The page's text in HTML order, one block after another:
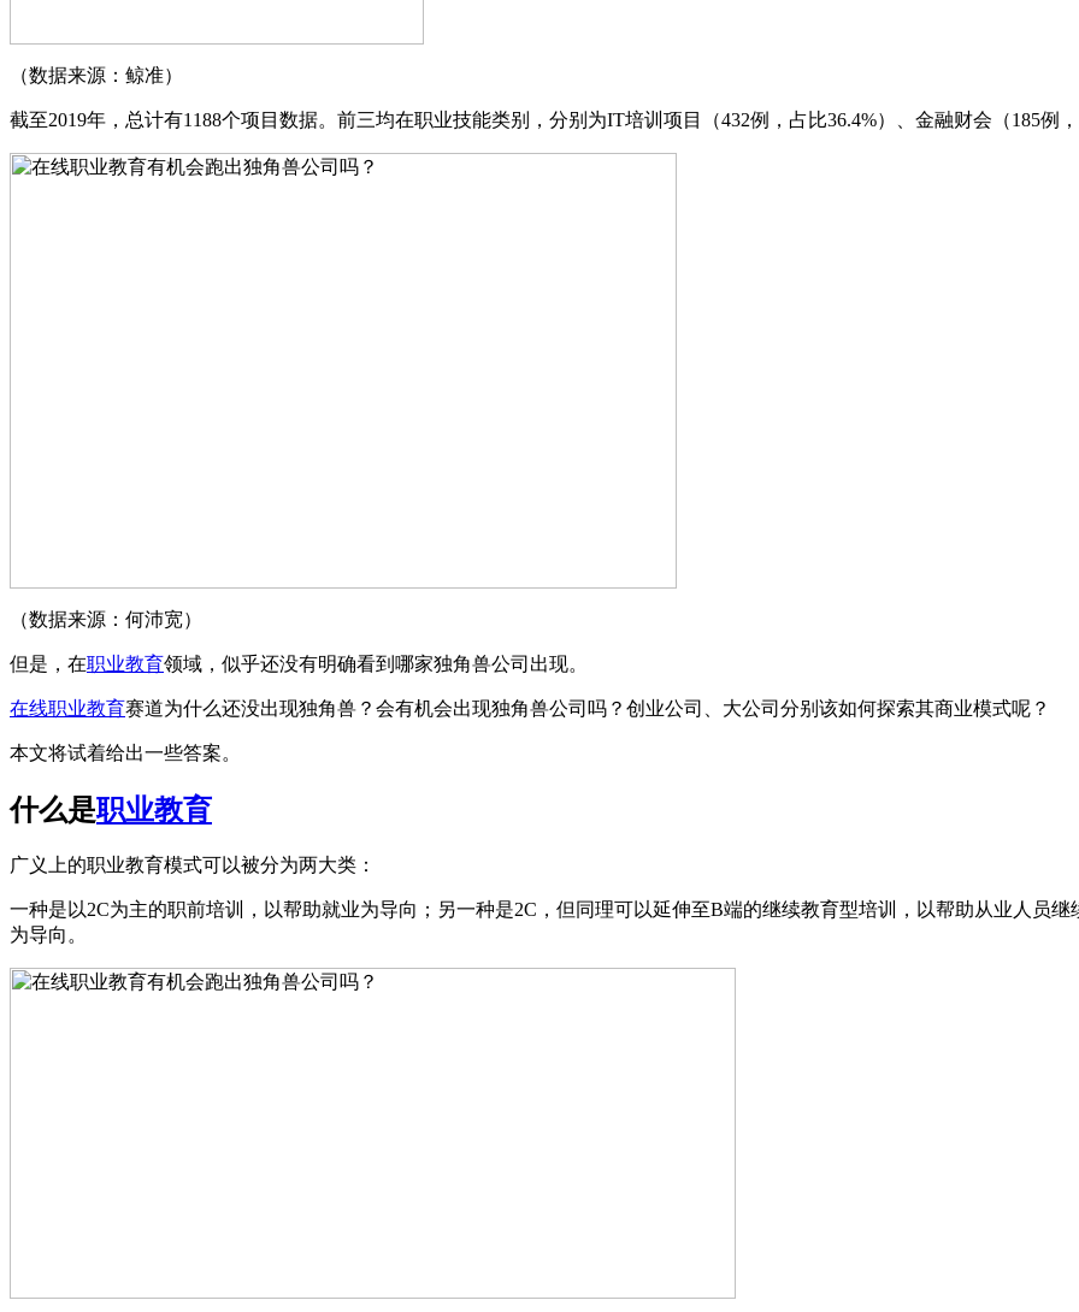
（数据来源：鲸准）
截至2019年，总计有1188个项目数据。前三均在职业技能类别，分别为IT培训项目（432例，占比36.4%）、金融财会（185例，
（数据来源：何沛宽）
但是，在职业教育领域，似乎还没有明确看到哪家独角兽公司出现。
在线职业教育赛道为什么还没出现独角兽？会有机会出现独角兽公司吗？创业公司、大公司分别该如何探索其商业模式呢？
本文将试着给出一些答案。
什么是职业教育
广义上的职业教育模式可以被分为两大类：
一种是以2C为主的职前培训，以帮助就业为导向；另一种是2C，但同理可以延伸至B端的继续教育型培训，以帮助从业人员
为导向。